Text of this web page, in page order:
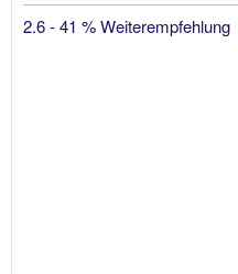
2.6 - 41 % Weiterempfehlung